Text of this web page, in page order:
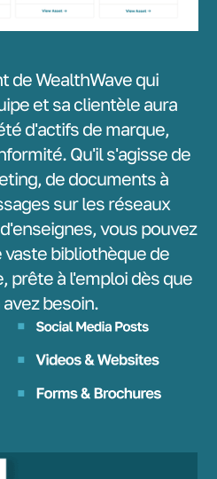
de WealthWave qui
et sa clientèle aura
d'actifs de marque,
Qu'il s'agisse de
de documents à
sur les réseaux
vous pouvez
bibliothèque de
prête à l'emploi dès que
besoin.